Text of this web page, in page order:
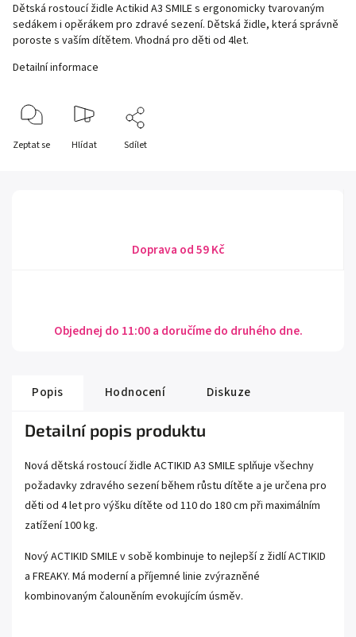
Dětská rostoucí židle Actikid A3 SMILE s ergonomicky tvarovaným
sedákem i opěrákem pro zdravé sezení. Dětská židle, která správně
poroste s vaším dítětem. Vhodná pro děti od 4let.
Detailní informace
Zeptat se Hlídat Sdílet
Doprava od 59 Kč
Objednej do 11:00 a doručíme do druhého dne.
Popis Hodnocení Diskuze
Detailní popis produktu
Nová dětská rostoucí židle ACTIKID A3 SMILE splňuje všechny
požadavky zdravého sezení během růstu dítěte a je určena pro
děti od 4 let pro výšku dítěte od 110 do 180 cm při maximálním
zatížení 100 kg.
Nový ACTIKID SMILE v sobě kombinuje to nejlepší z židlí ACTIKID
a FREAKY. Má moderní a příjemné linie zvýrazněné
kombinovaným čalouněním evokujícím úsměv.